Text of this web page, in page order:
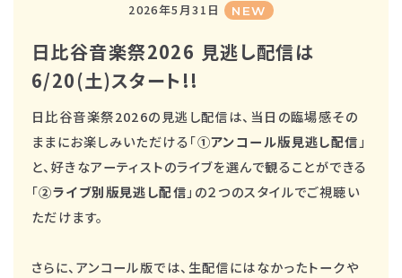
2026年5月31日 NEW
日比谷音楽祭2026 見逃し配信は
6/20(土)スタート!!
日比谷音楽祭2026の見逃し配信は、当日の臨場感その
ままにお楽しみいただける「①アンコール版見逃し配信 」
と、好きなアーティストのライブを選んで観ることができる
「②ライブ別版見逃し配信」の２つのスタイルでご視聴い
ただけます。
さらに、アンコール版では、生配信にはなかったトークや